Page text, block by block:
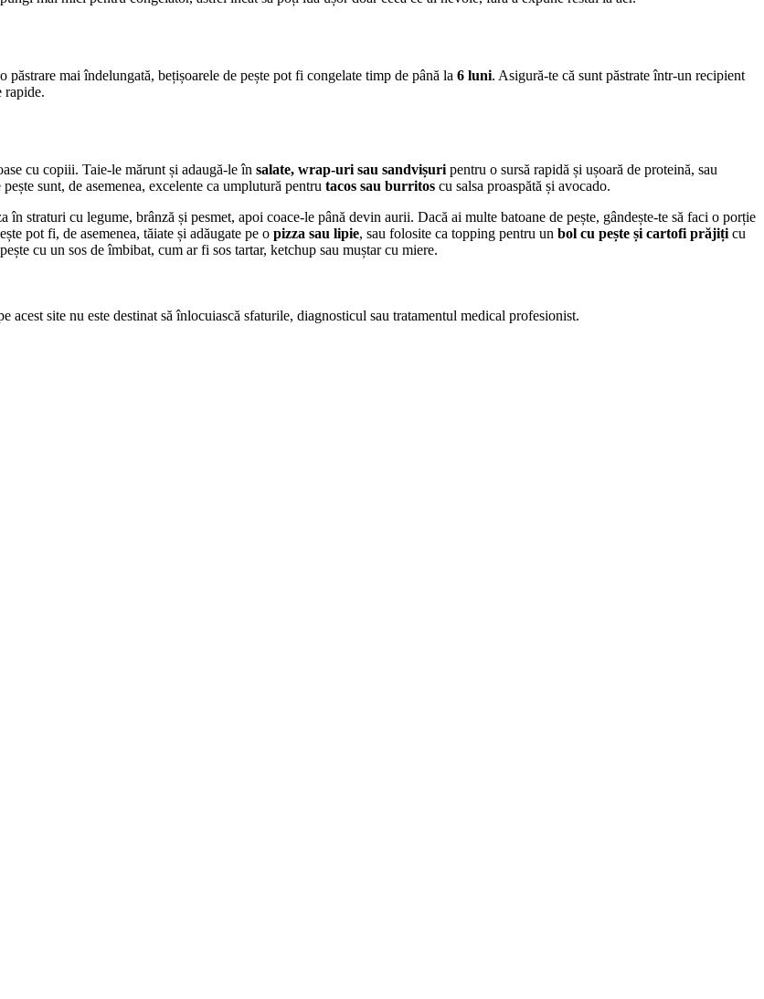
mai îndelungată, bețișoarele de pește pot fi congelate timp de până la 6 luni. Asigură-te că sunt păstrate într-un recipient
rapide.
cu copiii. Taie-le mărunt și adaugă-le în salate, wrap-uri sau sandvișuri pentru o sursă rapidă și ușoară de proteină, sau
sunt, de asemenea, excelente ca umplutură pentru tacos sau burritos cu salsa proaspătă și avocado.
în straturi cu legume, brânză și pesmet, apoi coace-le până devin aurii. Dacă ai multe batoane de pește, gândește-te să faci o porție
pot fi, de asemenea, tăiate și adăugate pe o pizza sau lipie, sau folosite ca topping pentru un bol cu pește și cartofi prăjiți cu
cu un sos de îmbibat, cum ar fi sos tartar, ketchup sau muștar cu miere.
site nu este destinat să înlocuiască sfaturile, diagnosticul sau tratamentul medical profesionist.